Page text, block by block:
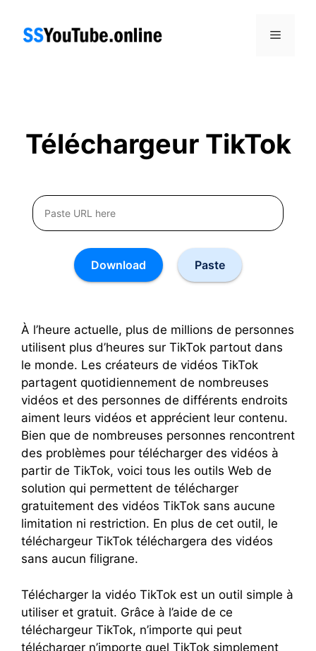
content
Menu
Téléchargeur TikTok
Download Paste
À l’heure actuelle, plus de millions de personnes
utilisent plus d’heures sur TikTok partout dans
le monde. Les créateurs de vidéos TikTok
partagent quotidiennement de nombreuses
vidéos et des personnes de différents endroits
aiment leurs vidéos et apprécient leur contenu.
Bien que de nombreuses personnes rencontrent
des problèmes pour télécharger des vidéos à
partir de TikTok, voici tous les outils Web de
solution qui permettent de télécharger
gratuitement des vidéos TikTok sans aucune
limitation ni restriction. En plus de cet outil, le
téléchargeur TikTok téléchargera des vidéos
sans aucun filigrane.
Télécharger la vidéo TikTok est un outil simple à
utiliser et gratuit. Grâce à l’aide de ce
téléchargeur TikTok, n’importe qui peut
télécharger n’importe quel TikTok simplement